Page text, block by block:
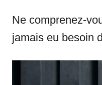
Ne comprenez-
jamais eu besoin